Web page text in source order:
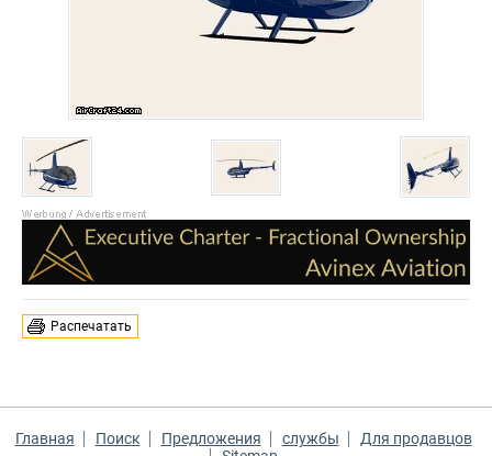
Распечатать
Главная Поиск Предложения службы
Для продавцов